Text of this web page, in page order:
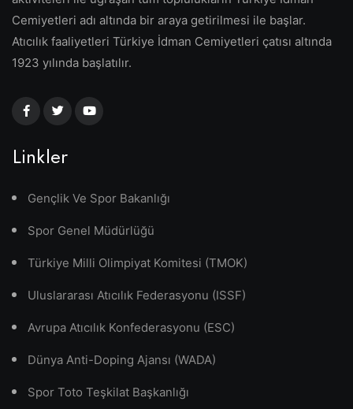
Cemiyetleri adı altında bir araya getirilmesi ile başlar.
Atıcılık faaliyetleri Türkiye İdman Cemiyetleri çatısı altında
1923 yılında başlatılır.
Linkler
Gençlik Ve Spor Bakanlığı
Spor Genel Müdürlüğü
Türkiye Milli Olimpiyat Komitesi (TMOK)
Uluslararası Atıcılık Federasyonu (ISSF)
Avrupa Atıcılık Konfederasyonu (ESC)
Dünya Anti-Doping Ajansı (WADA)
Spor Toto Teşkilat Başkanlığı